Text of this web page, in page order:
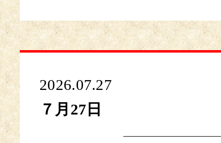
2026.07.27
７月27日